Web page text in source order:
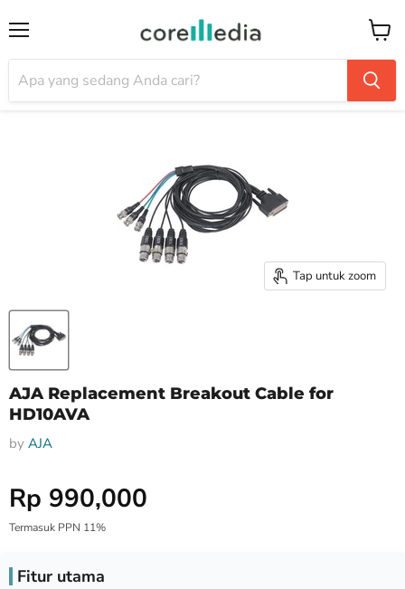
Tap untuk zoom
AJA Replacement Breakout Cable for
HD10AVA
by AJA
Harga Special
Rp 990,000
Termasuk PPN 11%
Fitur utama